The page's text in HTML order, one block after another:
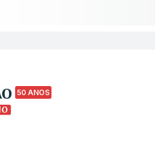
50 ANOS